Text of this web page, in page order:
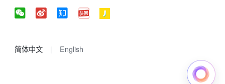
简体中文 English